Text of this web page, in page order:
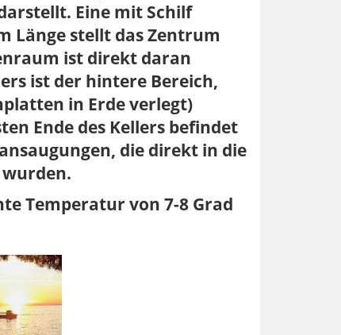
Eine mit Schilf
Länge stellt das Zentrum
ist direkt daran
ist der hintere Bereich,
in Erde verlegt)
Ende des Kellers befindet
die direkt in die
wurden.
Temperatur von 7-8 Grad